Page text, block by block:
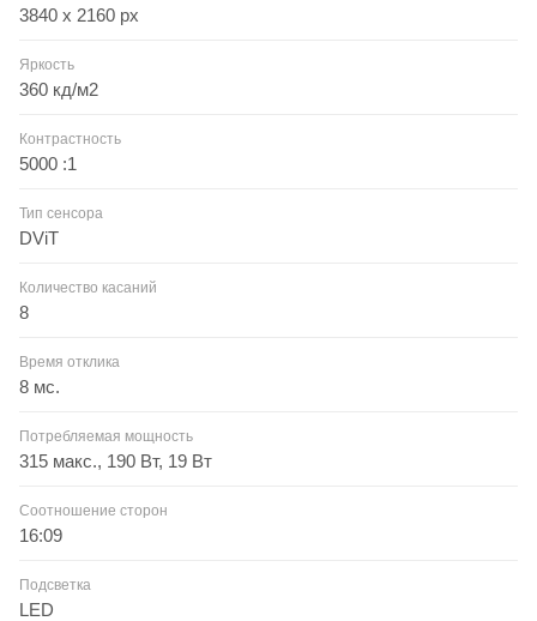
3840 x 2160 px
Яркость
360 кд/м2
Контрастность
5000 :1
Тип сенсора
DViT
Количество касаний
8
Время отклика
8 мс.
Потребляемая мощность
315 макс., 190 Вт, 19 Вт
Соотношение сторон
16:09
Подсветка
LED